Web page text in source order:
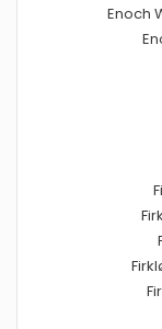
Enoch